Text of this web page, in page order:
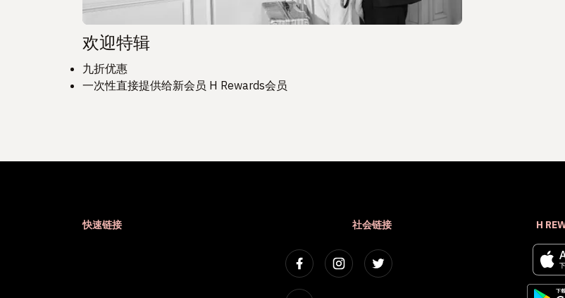
欢迎特辑
九折优惠
一次性直接提供给新会员 H Rewards会员
快速链接 社会链接 H